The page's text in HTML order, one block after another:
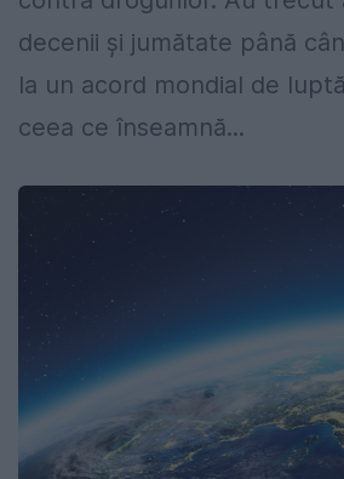
decenii și jumătate până
la un acord mondial de
ceea ce înseamnă...